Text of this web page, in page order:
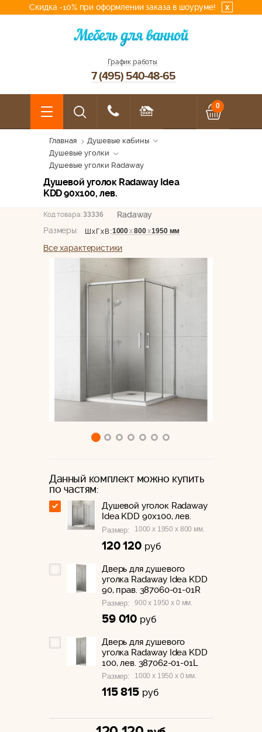
Скидка -10% при оформлении заказа в шоуруме! x
График работы
7 (495) 540-48-65
0
Главная
Душевые кабины
Душевые уголки
Душевые уголки Radaway
Душевой уголок Radaway Idea
KDD 90x100, лев.
Код товара: 33336
Radaway
Размеры:
ШхГхВ:1000х800х1950 мм
Все характеристики
Данный комплект можно купить
по частям:
Душевой уголок Radaway
Idea KDD 90x100, лев.
Размер: 1000 x 1950 x 800 мм.
120 120 руб
Дверь для душевого
уголка Radaway Idea KDD
90, прав. 387060-01-01R
Размер: 900 x 1950 x 0 мм.
59 010 руб
Дверь для душевого
уголка Radaway Idea KDD
100, лев. 387062-01-01L
Размер: 1000 x 1950 x 0 мм.
115 815 руб